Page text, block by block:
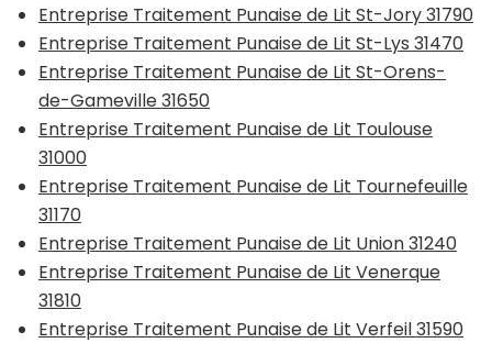
Entreprise Traitement Punaise de Lit St-Jory 31790
Entreprise Traitement Punaise de Lit St-Lys 31470
Entreprise Traitement Punaise de Lit St-Orens-
de-Gameville 31650
Entreprise Traitement Punaise de Lit Toulouse
31000
Entreprise Traitement Punaise de Lit Tournefeuille
31170
Entreprise Traitement Punaise de Lit Union 31240
Entreprise Traitement Punaise de Lit Venerque
31810
Entreprise Traitement Punaise de Lit Verfeil 31590